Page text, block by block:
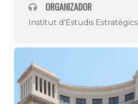
ORGANIZADOR
Institut d'Estudis Estratègics